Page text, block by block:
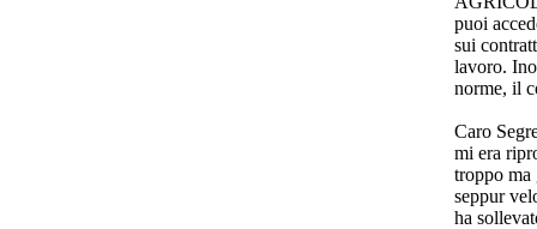
puoi
sui
lavoro.
norme, il
Caro
mi era
troppo ma
seppur
ha